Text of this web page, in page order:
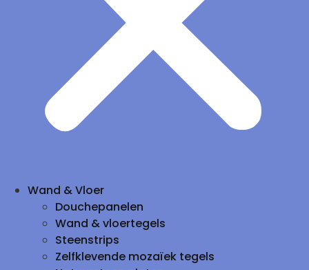
Wand & Vloer
Douchepanelen
Wand & vloertegels
Steenstrips
Zelfklevende mozaïek tegels